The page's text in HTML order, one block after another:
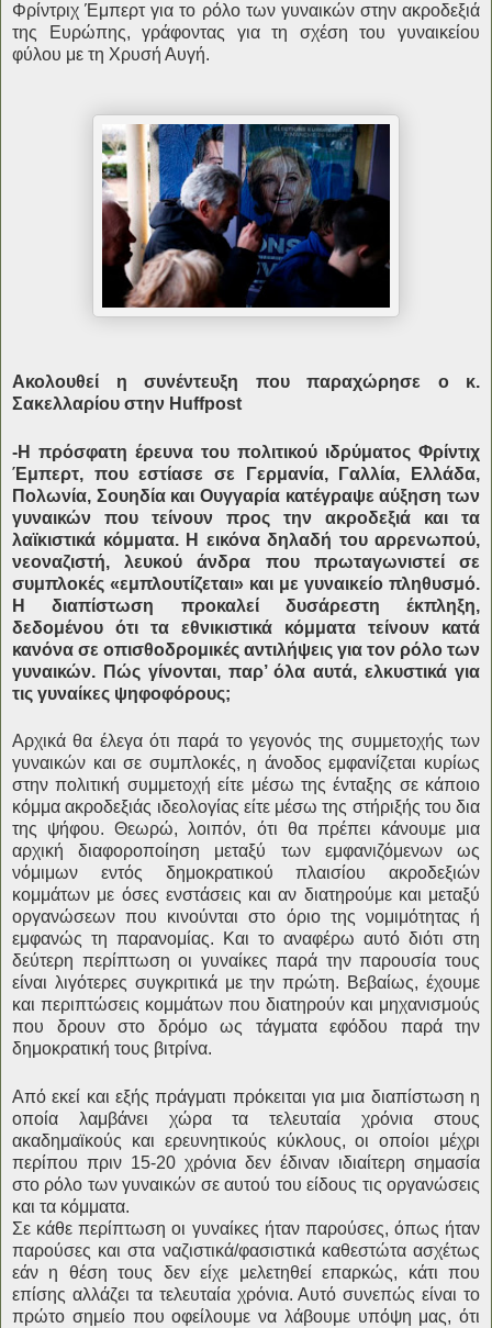
Φρίντριχ Έμπερτ για το ρόλο των γυναικών στην ακροδεξιά
της Ευρώπης, γράφοντας για τη σχέση του γυναικείου
φύλου με τη Χρυσή Αυγή.
Ακολουθεί η συνέντευξη που παραχώρησε ο κ.
Σακελλαρίου στην Huffpost
-Η πρόσφατη έρευνα του πολιτικού ιδρύματος Φρίντιχ
Έμπερτ, που εστίασε σε Γερμανία, Γαλλία, Ελλάδα,
Πολωνία, Σουηδία και Ουγγαρία κατέγραψε αύξηση των
γυναικών που τείνουν προς την ακροδεξιά και τα
λαϊκιστικά κόμματα. Η εικόνα δηλαδή του αρρενωπού,
νεοναζιστή, λευκού άνδρα που πρωταγωνιστεί σε
συμπλοκές «εμπλουτίζεται» και με γυναικείο πληθυσμό.
Η διαπίστωση προκαλεί δυσάρεστη έκπληξη,
δεδομένου ότι τα εθνικιστικά κόμματα τείνουν κατά
κανόνα σε οπισθοδρομικές αντιλήψεις για τον ρόλο των
γυναικών. Πώς γίνονται, παρ’ όλα αυτά, ελκυστικά για
τις γυναίκες ψηφοφόρους;
Αρχικά θα έλεγα ότι παρά το γεγονός της συμμετοχής των
γυναικών και σε συμπλοκές, η άνοδος εμφανίζεται κυρίως
στην πολιτική συμμετοχή είτε μέσω της ένταξης σε κάποιο
κόμμα ακροδεξιάς ιδεολογίας είτε μέσω της στήριξής του δια
της ψήφου. Θεωρώ, λοιπόν, ότι θα πρέπει κάνουμε μια
αρχική διαφοροποίηση μεταξύ των εμφανιζόμενων ως
νόμιμων εντός δημοκρατικού πλαισίου ακροδεξιών
κομμάτων με όσες ενστάσεις και αν διατηρούμε και μεταξύ
οργανώσεων που κινούνται στο όριο της νομιμότητας ή
εμφανώς τη παρανομίας. Και το αναφέρω αυτό διότι στη
δεύτερη περίπτωση οι γυναίκες παρά την παρουσία τους
είναι λιγότερες συγκριτικά με την πρώτη. Βεβαίως, έχουμε
και περιπτώσεις κομμάτων που διατηρούν και μηχανισμούς
που δρουν στο δρόμο ως τάγματα εφόδου παρά την
δημοκρατική τους βιτρίνα.
Από εκεί και εξής πράγματι πρόκειται για μια διαπίστωση η
οποία λαμβάνει χώρα τα τελευταία χρόνια στους
ακαδημαϊκούς και ερευνητικούς κύκλους, οι οποίοι μέχρι
περίπου πριν 15-20 χρόνια δεν έδιναν ιδιαίτερη σημασία
στο ρόλο των γυναικών σε αυτού του είδους τις οργανώσεις
και τα κόμματα.
Σε κάθε περίπτωση οι γυναίκες ήταν παρούσες, όπως ήταν
παρούσες και στα ναζιστικά/φασιστικά καθεστώτα ασχέτως
εάν η θέση τους δεν είχε μελετηθεί επαρκώς, κάτι που
επίσης αλλάζει τα τελευταία χρόνια. Αυτό συνεπώς είναι το
πρώτο σημείο που οφείλουμε να λάβουμε υπόψη μας, ότι